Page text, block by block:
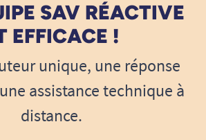
SAV RÉACTIVE
EFFICACE !
unique, une réponse
assistance technique à
distance.